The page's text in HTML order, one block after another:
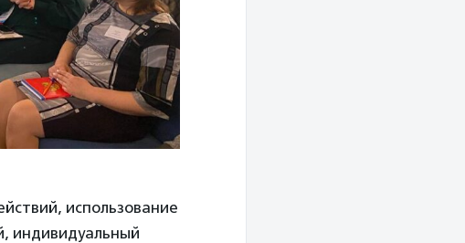
использование
индивидуальный